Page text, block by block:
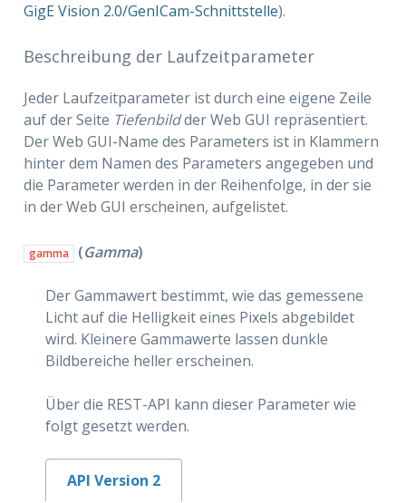
GigE Vision 2.0/GenICam-Schnittstelle).
Beschreibung der Laufzeitparameter
Jeder Laufzeitparameter ist durch eine eigene Zeile
auf der Seite Tiefenbildder Web GUI repräsentiert.
Der Web GUI-Name des Parameters ist in Klammern
hinter dem Namen des Parameters angegeben und
die Parameter werden in der Reihenfolge, in der sie
in der Web GUI erscheinen, aufgelistet.
gamma (Gamma)
Der Gammawert bestimmt, wie das gemessene
Licht auf die Helligkeit eines Pixels abgebildet
wird. Kleinere Gammawerte lassen dunkle
Bildbereiche heller erscheinen.
Über die REST-API kann dieser Parameter wie
folgt gesetzt werden.
API Version 2